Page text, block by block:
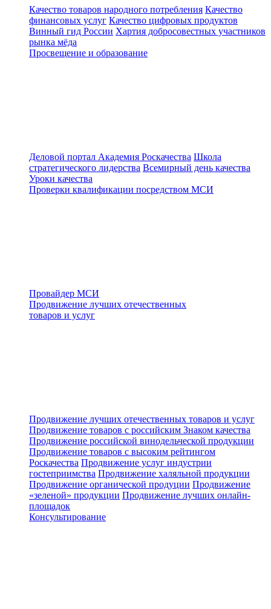
Качество товаров народного потребления Качество
финансовых услуг Качество цифровых продуктов
Винный гид России Хартия добросовестных участников
рынка мёда
Просвещение и образование
Деловой портал Академия Роскачества Школа
стратегического лидерства Всемирный день качества
Уроки качества
Проверки квалификации посредством МСИ
Провайдер МСИ
Продвижение лучших отечественных
товаров и услуг
Продвижение лучших отечественных товаров и услуг
Продвижение товаров с российским Знаком качества
Продвижение российской винодельческой продукции
Продвижение товаров с высоким рейтингом
Роскачества Продвижение услуг индустрии
гостеприимства Продвижение халяльной продукции
Продвижение органической продуции Продвижение
«зеленой» продукции Продвижение лучших онлайн-
площадок
Консультирование